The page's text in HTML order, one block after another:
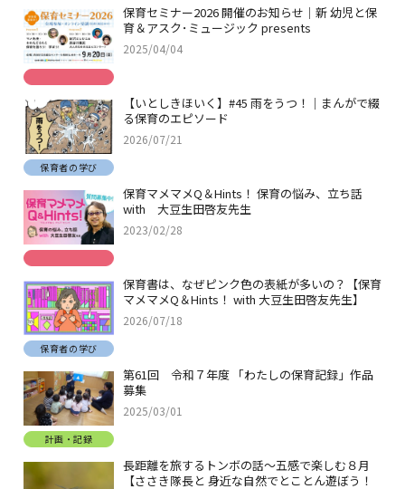
保育セミナー2026 開催のお知らせ｜新 幼児と保
育＆アスク･ミュージック presents
2025/04/04
【いとしきほいく】#45 雨をうつ！｜まんがで綴
る保育のエピソード
2026/07/21
保育者の学び
保育マメマメQ＆Hints！ 保育の悩み、立ち話
with 大豆生田啓友先生
2023/02/28
保育書は、なぜピンク色の表紙が多いの？【保育
マメマメQ＆Hints！ with 大豆生田啓友先生】
2026/07/18
保育者の学び
第61回 令和７年度 「わたしの保育記録」作品
募集
2025/03/01
計画・記録
長距離を旅するトンボの話～五感で楽しむ８月
【ささき隊長と 身近な自然でとことん遊ぼう！